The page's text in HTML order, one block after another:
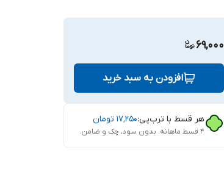
69,000
افزودن به سبد خرید
هر قسط با ترب‌پی:۱۷٬۲۵۰ تومان
۴ قسط ماهانه. بدون سود، چک و ضامن.